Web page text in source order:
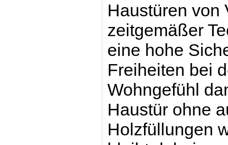
Haustüren von
zeitgemäßer
eine hohe
Freiheiten bei
Wohngefühl
Haustür ohne
Holzfüllungen